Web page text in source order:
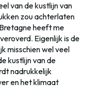
van de kustlijn van
zou achterlaten
heeft me
Eigenlijk is de
misschien wel veel
kustlijn van de
nadrukkelijk
en het klimaat